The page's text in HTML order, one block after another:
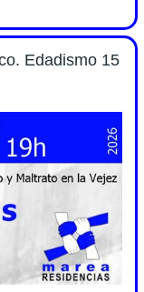
Edadismo 15